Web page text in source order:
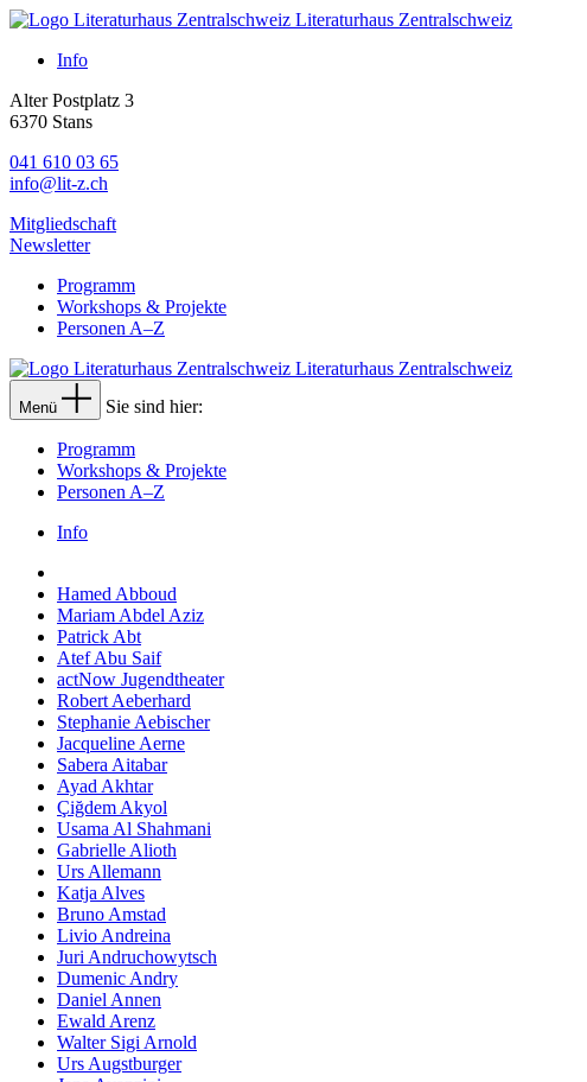
Literaturhaus Zentralschweiz
Info
Alter Postplatz 3
6370 Stans
041 610 03 65
info@lit-z.ch
Mitgliedschaft
Newsletter
Programm
Workshops & Projekte
Personen A–Z
Literaturhaus Zentralschweiz
Menü Sie sind hier:
Programm
Workshops & Projekte
Personen A–Z
Info
Hamed Abboud
Mariam Abdel Aziz
Patrick Abt
Atef Abu Saif
actNow Jugendtheater
Robert Aeberhard
Stephanie Aebischer
Jacqueline Aerne
Sabera Aitabar
Ayad Akhtar
Çiğdem Akyol
Usama Al Shahmani
Gabrielle Alioth
Urs Allemann
Katja Alves
Bruno Amstad
Livio Andreina
Juri Andruchowytsch
Dumenic Andry
Daniel Annen
Ewald Arenz
Walter Sigi Arnold
Urs Augstburger